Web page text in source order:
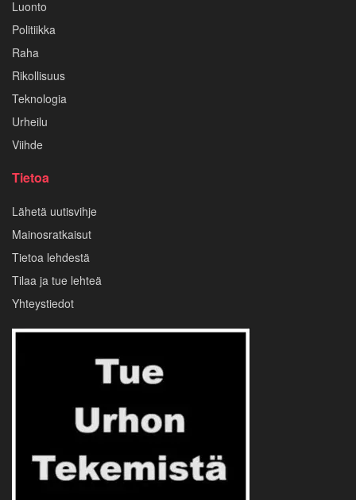
Luonto
Politiikka
Raha
Rikollisuus
Teknologia
Urheilu
Viihde
Tietoa
Lähetä uutisvihje
Mainosratkaisut
Tietoa lehdestä
Tilaa ja tue lehteä
Yhteystiedot